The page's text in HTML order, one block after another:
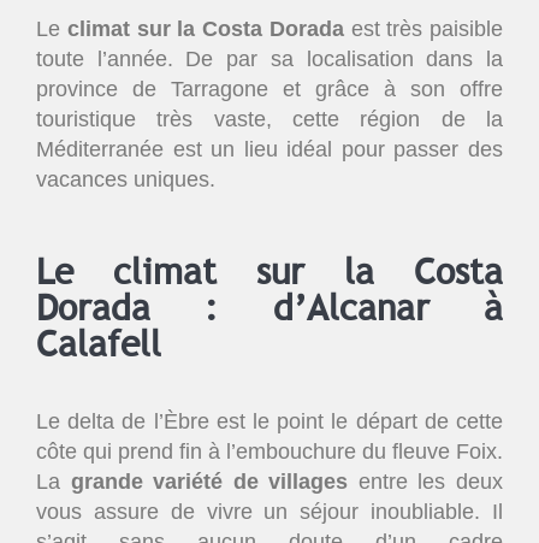
Le climat sur la Costa Doradaest très paisible
toute l’année. De par sa localisation dans la
province de Tarragone et grâce à son offre
touristique très vaste, cette région de la
Méditerranée est un lieu idéal pour passer des
vacances uniques.
Le climat sur la Costa
Dorada : d’Alcanar à
Calafell
Le delta de l’Èbre est le point le départ de cette
côte qui prend fin à l’embouchure du fleuve Foix.
La grande variété de villages entre les deux
vous assure de vivre un séjour inoubliable. Il